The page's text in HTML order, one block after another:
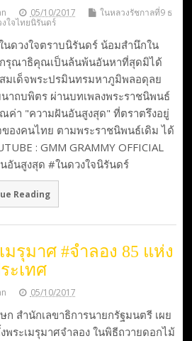
05/10/2017
ในหลวงรัชกาลที่9 ธ
ใจไทยนิรันดร์
นดวงใจตราบนิรันดร์ น้อมสำนึกใน
รุณาธิคุณเป็นล้นพ้นอันหาที่สุดมิได้
มเด็จพระปรมินทรมหาภูมิพลอดุลย
าถบพิตร ผ่านบทเพลงพระราชนิพนธ์
ค่า "ความฝันอันสูงสุด" ที่ตราตรึงอยู่
ของคนไทย ตามพระราชนิพนธ์เดิม ได้
: GMM GRAMMY OFFICIAL
อันสูงสุด #ในดวงใจนิรันดร์
Reading
มรุมาศ #จำลอง 85 แห่ง
ะเทศ
05/10/2017
ก สำนักเลขาธิการนายกรัฐมนตรี เผย
พระเมรุมาศจำลอง ในพิธีถวายดอกไม้